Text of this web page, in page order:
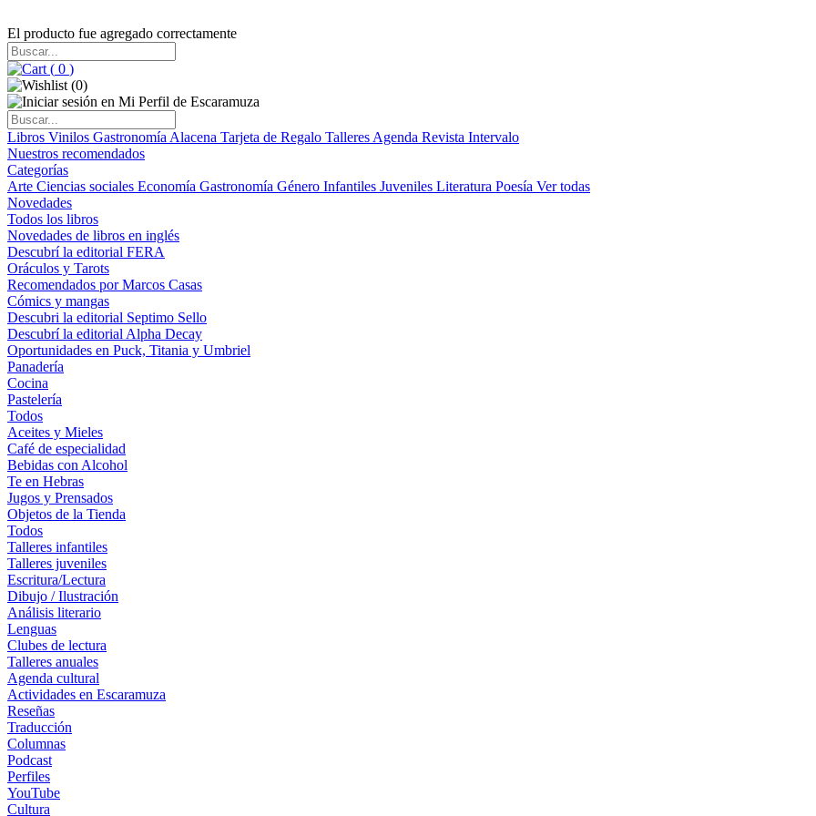
El producto fue agregado correctamente
( 0 )
(0)
Libros Vinilos Gastronomía Alacena Tarjeta de Regalo Talleres Agenda Revista Intervalo
Nuestros recomendados
Categorías
Arte Ciencias sociales Economía Gastronomía Género Infantiles Juveniles Literatura Poesía Ver todas
Novedades
Todos los libros
Novedades de libros en inglés
Descubrí la editorial FERA
Oráculos y Tarots
Recomendados por Marcos Casas
Cómics y mangas
Descubri la editorial Septimo Sello
Descubrí la editorial Alpha Decay
Oportunidades en Puck, Titania y Umbriel
Panadería
Cocina
Pastelería
Todos
Aceites y Mieles
Café de especialidad
Bebidas con Alcohol
Te en Hebras
Jugos y Prensados
Objetos de la Tienda
Todos
Talleres infantiles
Talleres juveniles
Escritura/Lectura
Dibujo / Ilustración
Análisis literario
Lenguas
Clubes de lectura
Talleres anuales
Agenda cultural
Actividades en Escaramuza
Reseñas
Traducción
Columnas
Podcast
Perfiles
YouTube
Cultura